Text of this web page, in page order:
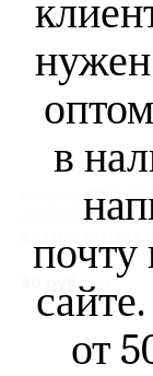
Мочалка
голубая в
60 руб. /шт
нужен
в
почту
от